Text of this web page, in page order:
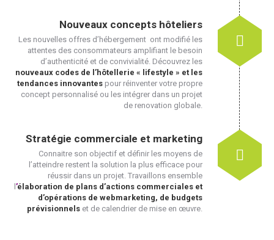
Nouveaux concepts hôteliers
Les nouvelles offres d’hébergement ont modifié les
attentes des consommateurs amplifiant le besoin
d’authenticité et de convivialité. Découvrez les
nouveaux codes de l’hôtellerie « lifestyle » et les
tendances innovantes pour réinventer votre propre
concept personnalisé ou les intégrer dans un projet
de renovation globale.
Stratégie commerciale et marketing
Connaitre son objectif et définir les moyens de
l’atteindre restent la solution la plus efficace pour
réussir dans un projet. Travaillons ensemble
’élaboration de plans d’actions commerciales et
d’opérations de webmarketing, de budgets
prévisionnels et de calendrier de mise en œuvre.